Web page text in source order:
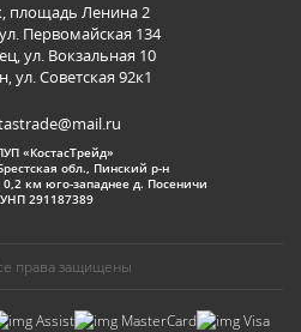
площадь Ленина 2
Первомайская 134
ул. Вокзальная 10
ул. Советская 92к1
«КостасТрейд»
обл., Пинский р-н
км юго-западнее д. Посеничи
УНП 291187389
права защищены